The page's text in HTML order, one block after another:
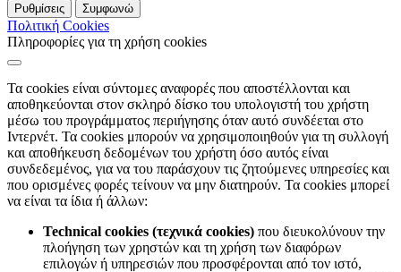
Ρυθμίσεις Συμφωνώ
Πολιτική Cookies
Πληροφορίες για τη χρήση cookies
Τα cookies είναι σύντομες αναφορές που αποστέλλονται και
αποθηκεύονται στον σκληρό δίσκο του υπολογιστή του χρήστη
μέσω του προγράμματος περιήγησης όταν αυτό συνδέεται στο
Ιντερνέτ. Τα cookies μπορούν να χρησιμοποιηθούν για τη συλλογή
και αποθήκευση δεδομένων του χρήστη όσο αυτός είναι
συνδεδεμένος, για να του παράσχουν τις ζητούμενες υπηρεσίες και
που ορισμένες φορές τείνουν να μην διατηρούν. Τα cookies μπορεί
να είναι τα ίδια ή άλλων:
Technical cookies (τεχνικά cookies) που διευκολύνουν την
πλοήγηση των χρηστών και τη χρήση των διαφόρων
επιλογών ή υπηρεσιών που προσφέρονται από τον ιστό,